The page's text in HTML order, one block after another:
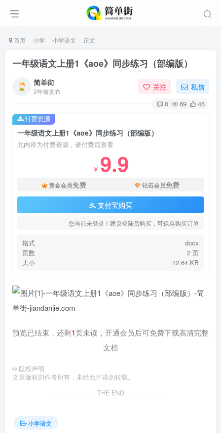
首页 小学 小学语文 正文
一年级语文上册1《aoe》同步练习（部编版）
简单街
2年前发布 关注 私信
0 69 46
一年级语文上册1《aoe》同步练习（部编版）
此内容为付费资源，请付费后查看
￥ 9.9
黄金会员免费 钻石会员免费
支付宝购买
您当前未登录！建议登陆后购买，可保存购买订单
格式
docx
页数
2 页
大小
12.64 KB
付费资源
预览已结束，还剩1页未读，开通会员后可免费下载高清完整
文档
© 版权声明
文章版权归作者所有，未经允许请勿转载。
THE END
小学语文